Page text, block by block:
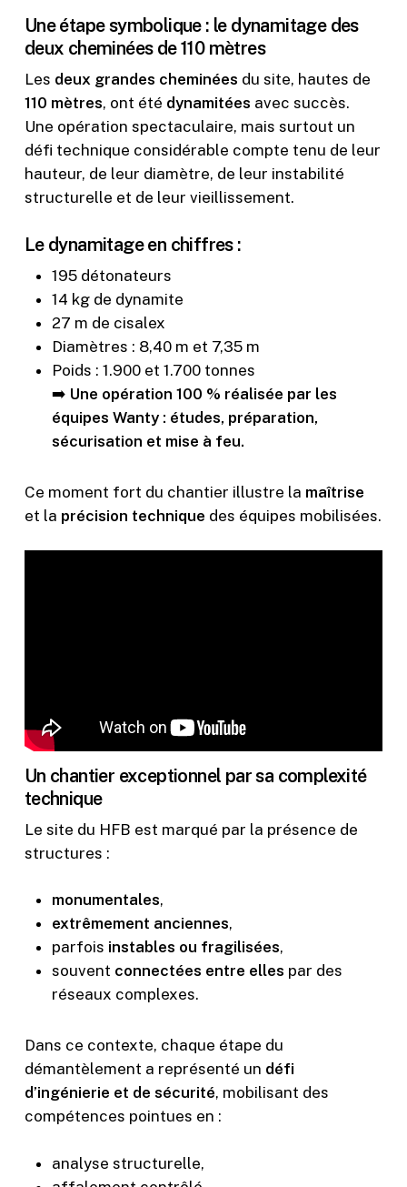
Une étape symbolique : le dynamitage des
deux cheminées de 110 mètres
Les deux grandes cheminées du site, hautes de
110 mètres, ont été dynamitées avec succès.
Une opération spectaculaire, mais surtout un
défi technique considérable compte tenu de leur
hauteur, de leur diamètre, de leur instabilité
structurelle et de leur vieillissement.
Le dynamitage en chiffres :
195 détonateurs
14 kg de dynamite
27 m de cisalex
Diamètres : 8,40 m et 7,35 m
Poids : 1.900 et 1.700 tonnes
➡️ Une opération 100 % réalisée par les
équipes Wanty : études, préparation,
sécurisation et mise à feu.
Ce moment fort du chantier illustre la maîtrise
et la précision technique des équipes mobilisées.
Un chantier exceptionnel par sa complexité
technique
Le site du HFB est marqué par la présence de
structures :
monumentales,
extrêmement anciennes,
parfois instables ou fragilisées,
souvent connectées entre elles par des
réseaux complexes.
Dans ce contexte, chaque étape du
démantèlement a représenté un défi
d’ingénierie et de sécurité, mobilisant des
compétences pointues en :
analyse structurelle,